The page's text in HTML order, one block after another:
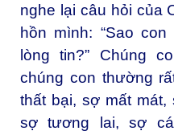
nghe lại câu hỏi của
hồn mình: “Sao
lòng tin?” Chúng
chúng con thường
thất bại, sợ mất
sợ tương lai, sợ